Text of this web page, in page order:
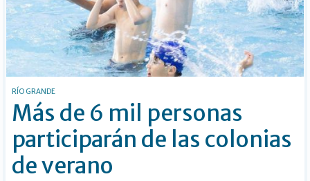
RÍO GRANDE
Más de 6 mil personas
participarán de las colonias
de verano